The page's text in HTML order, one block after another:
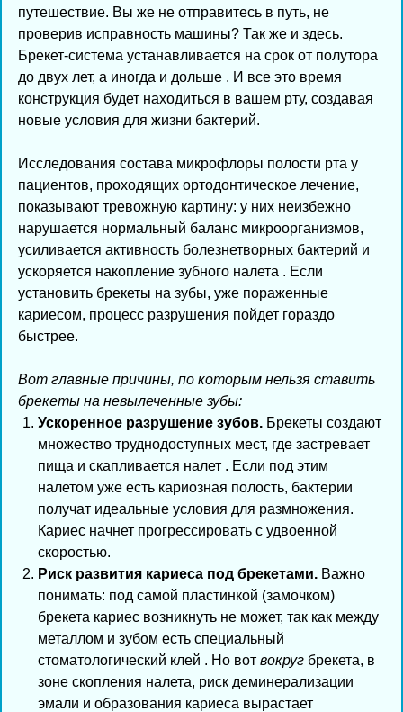
путешествие. Вы же не отправитесь в путь, не
проверив исправность машины? Так же и здесь.
Брекет-система устанавливается на срок от полутора
до двух лет, а иногда и дольше . И все это время
конструкция будет находиться в вашем рту, создавая
новые условия для жизни бактерий.
Исследования состава микрофлоры полости рта у
пациентов, проходящих ортодонтическое лечение,
показывают тревожную картину: у них неизбежно
нарушается нормальный баланс микроорганизмов,
усиливается активность болезнетворных бактерий и
ускоряется накопление зубного налета . Если
установить брекеты на зубы, уже пораженные
кариесом, процесс разрушения пойдет гораздо
быстрее.
Вот главные причины, по которым нельзя ставить
брекеты на невылеченные зубы:
Ускоренное разрушение зубов. Брекеты создают
множество труднодоступных мест, где застревает
пища и скапливается налет . Если под этим
налетом уже есть кариозная полость, бактерии
получат идеальные условия для размножения.
Кариес начнет прогрессировать с удвоенной
скоростью.
Риск развития кариеса под брекетами. Важно
понимать: под самой пластинкой (замочком)
брекета кариес возникнуть не может, так как между
металлом и зубом есть специальный
стоматологический клей . Но вот вокруг брекета, в
зоне скопления налета, риск деминерализации
эмали и образования кариеса вырастает